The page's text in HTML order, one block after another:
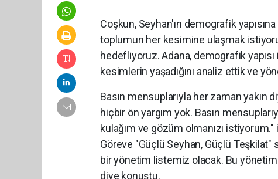
Coşkun, Seyhan'ın demografik
toplumun her kesimine ulaşmak
hedefliyoruz. Adana, demografik
kesimlerin yaşadığını analiz ettik ve
Basın mensuplarıyla her zaman yakın
hiçbir ön yargım yok. Basın
kulağım ve gözüm olmanızı istiyorum."
Göreve "Güçlü Seyhan, Güçlü Teşkilat"
bir yönetim listemiz olacak. Bu
diye konuştu.